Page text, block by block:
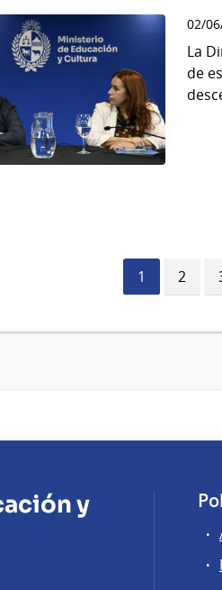
02/
La
de
Página
actual
1 2
y